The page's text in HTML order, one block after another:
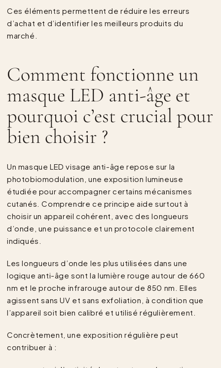
Ces éléments permettent de réduire les erreurs
d’achat et d’identifier les meilleurs produits du
marché.
Comment fonctionne un
masque LED anti-âge et
pourquoi c’est crucial pour
bien choisir ?
Un masque LED visage anti-âge repose sur la
photobiomodulation, une exposition lumineuse
étudiée pour accompagner certains mécanismes
cutanés. Comprendre ce principe aide surtout à
choisir un appareil cohérent, avec des longueurs
d’onde, une puissance et un protocole clairement
indiqués.
Les longueurs d’onde les plus utilisées dans une
logique anti-âge sont la lumière rouge autour de 660
nm et le proche infrarouge autour de 850 nm. Elles
agissent sans UV et sans exfoliation, à condition que
l’appareil soit bien calibré et utilisé régulièrement.
Concrètement, une exposition régulière peut
contribuer à :